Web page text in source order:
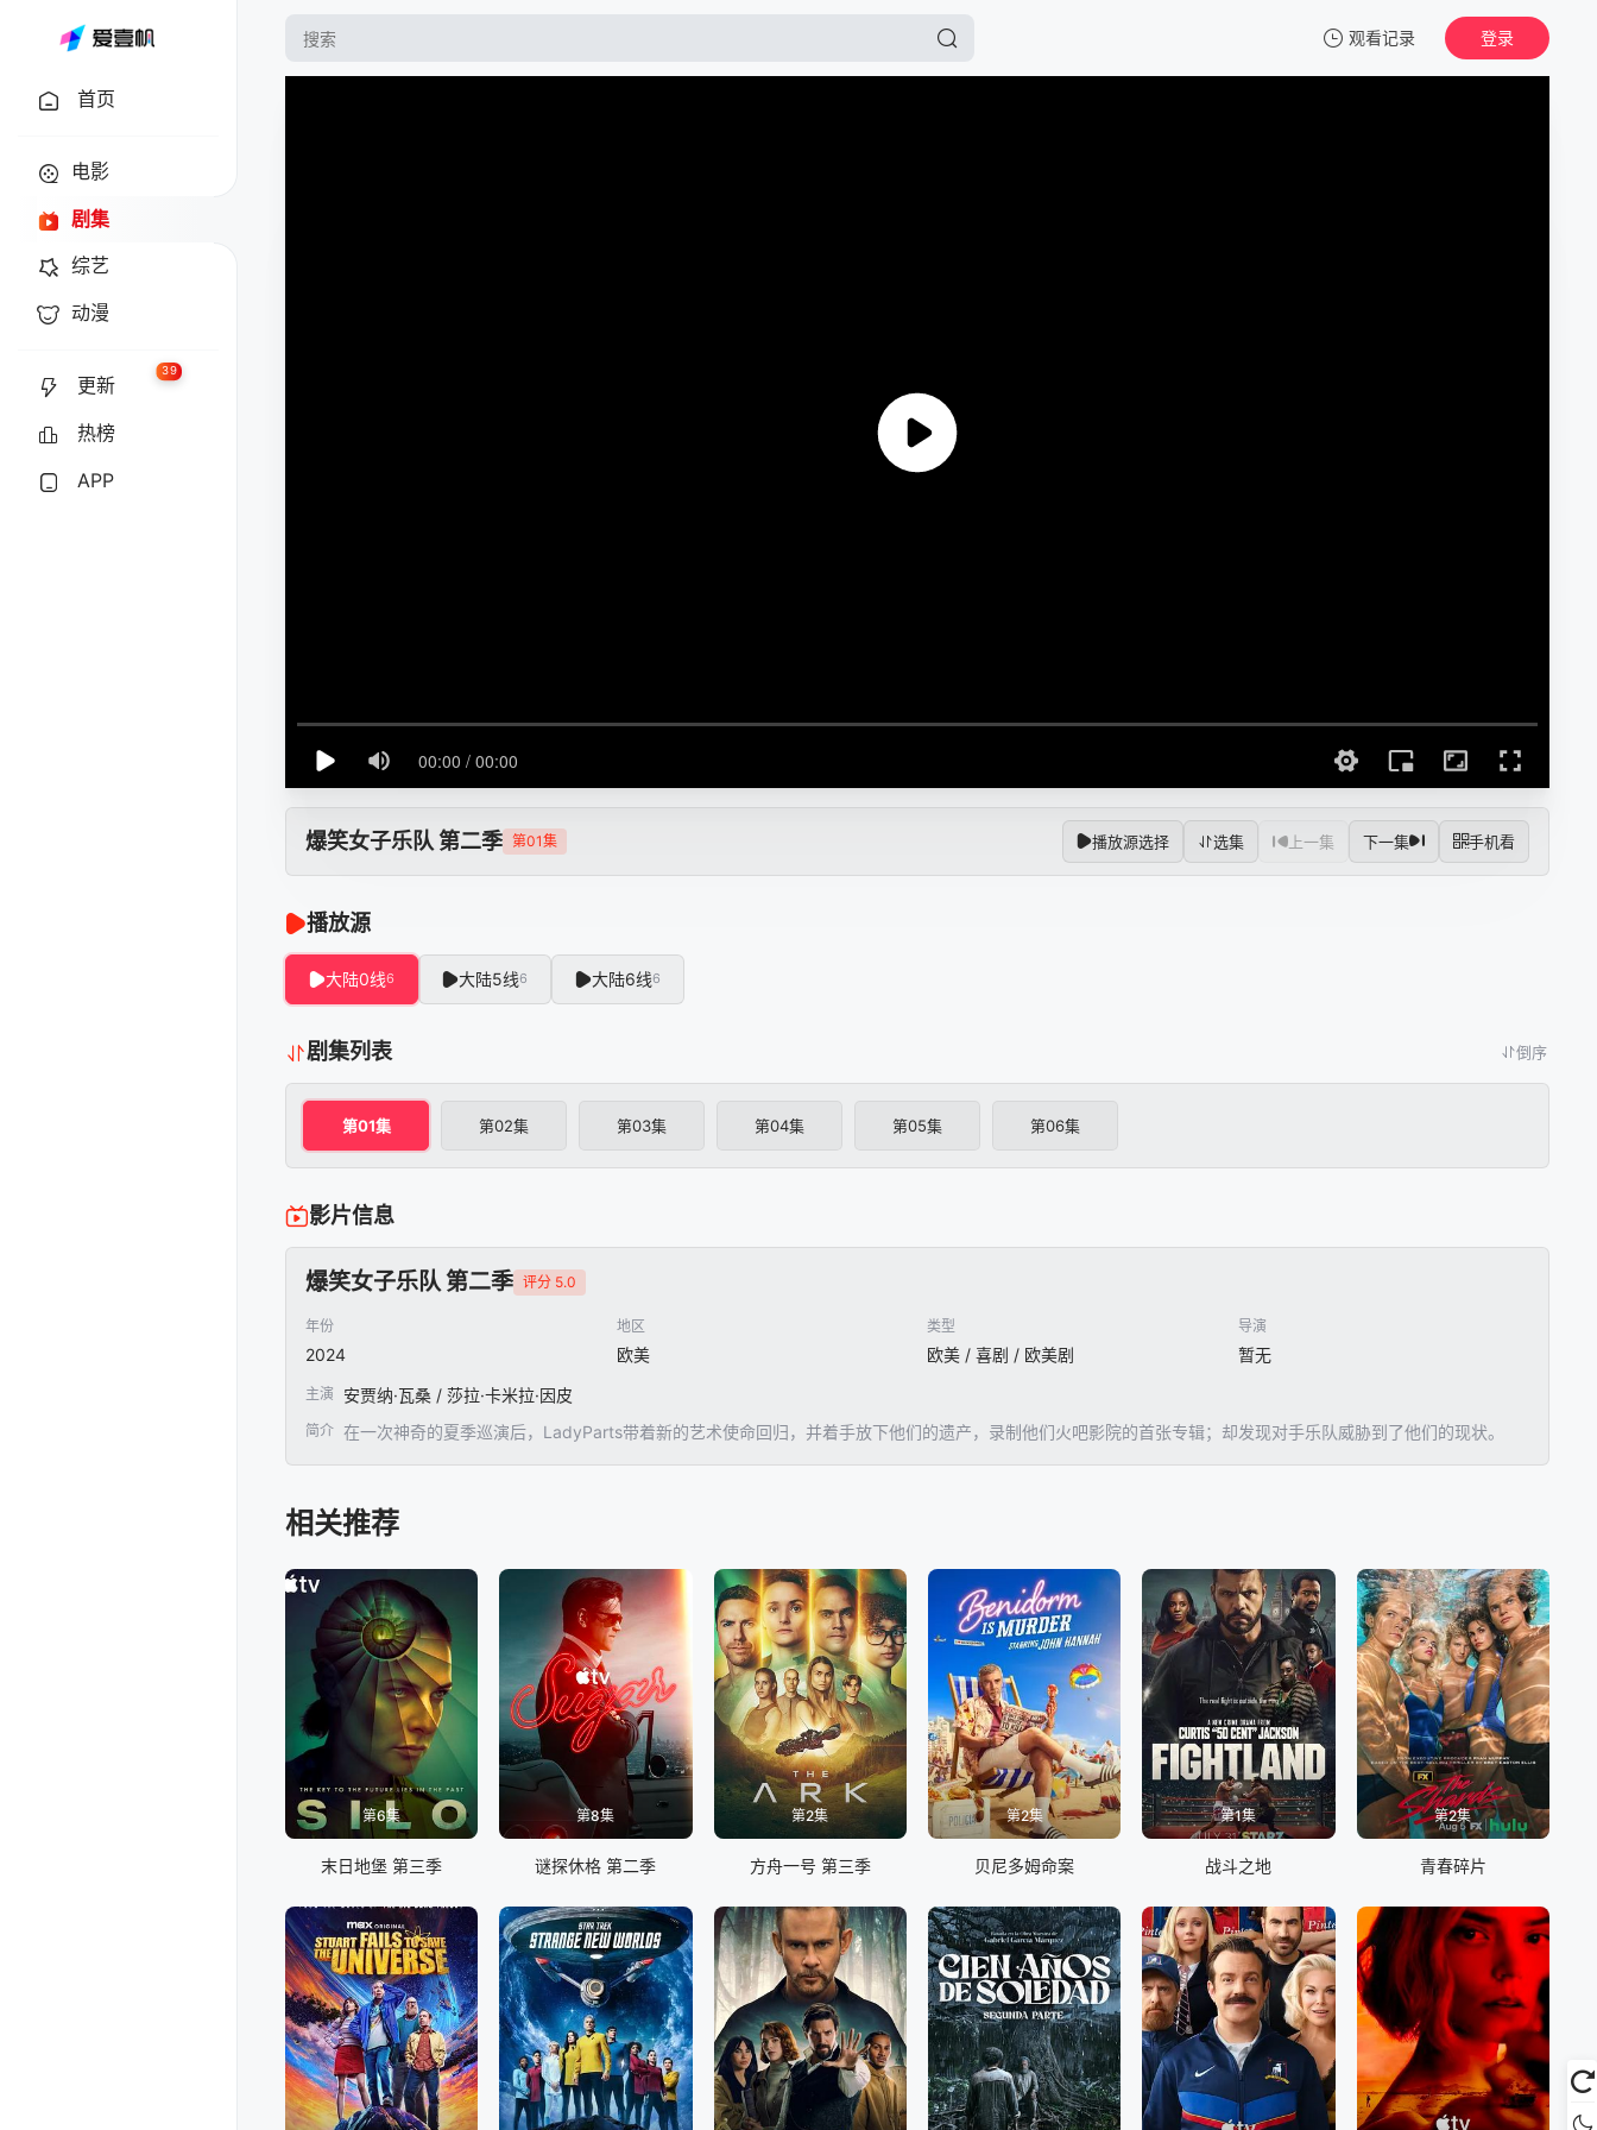
观看记录 登录
首页
电影
剧集
综艺
动漫
更新
39
热榜
APP
爆笑女子乐队 第二季 第01集 播放源选择 选集 上一集 下一集 手机看
播放源
大陆0线6 大陆5线6 大陆6线6
剧集列表 倒序
第01集 第02集 第03集 第04集 第05集 第06集
影片信息
爆笑女子乐队 第二季 评分 5.0
年份
2024
地区
欧美
类型
欧美 / 喜剧 / 欧美剧
导演
暂无
主演 安贾纳·瓦桑 / 莎拉·卡米拉·因皮
简介 在一次神奇的夏季巡演后，LadyParts带着新的艺术使命回归，并着手放下他们的遗产，录制他们火吧影院的首张专辑；却发现对手乐队威胁到了他们的现状。
相关推荐
第6集
末日地堡 第三季
第8集
谜探休格 第二季
第2集
方舟一号 第三季
第2集
贝尼多姆命案
第1集
战斗之地
第2集
青春碎片